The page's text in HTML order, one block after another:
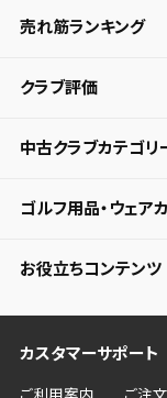
売れ筋ランキング
クラブ評価
中古クラブカテゴリ
ゴルフ用品・ウェア
お役立ちコンテンツ
カスタマーサポート